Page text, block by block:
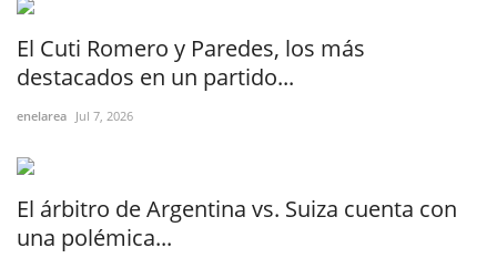
El Cuti Romero y Paredes, los más
destacados en un partido...
enelarea Jul 7, 2026
El árbitro de Argentina vs. Suiza cuenta con
una polémica...